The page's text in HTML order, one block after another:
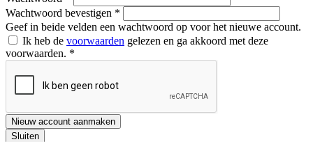
Wachtwoord bevestigen *
Geef in beide velden een wachtwoord op voor het nieuwe account.
Ik heb de voorwaarden gelezen en ga akkoord met deze
voorwaarden. *
Nieuw account aanmaken
Sluiten